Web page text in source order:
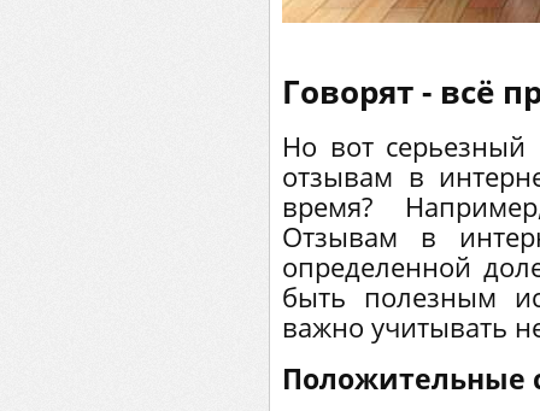
Говорят - всё
Но вот
отзывам в
время?
Отзывам в
определенной
быть полезным
важно учитывать
Положительные